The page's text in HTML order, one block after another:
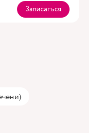
Записаться